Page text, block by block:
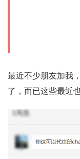
最近不少朋友加我
了，而已这些最近